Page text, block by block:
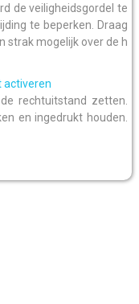
de veiligheidsgordel te
te beperken. Draag
strak mogelijk over de h
activeren
rechtuitstand zetten.
en ingedrukt houden.